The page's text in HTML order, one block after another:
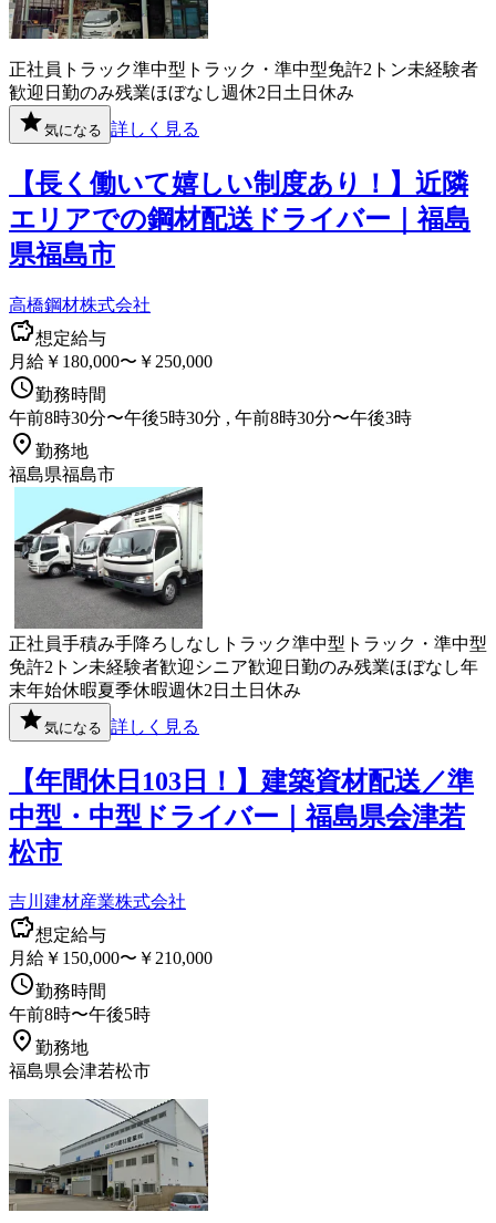
正社員 トラック準中型トラック・準中型免許2トン未経験者
歓迎 日勤のみ残業ほぼなし週休2日 土日休み
気になる 詳しく見る
【長く働いて嬉しい制度あり！】近隣
エリアでの鋼材配送ドライバー｜福島
県福島市
高橋鋼材株式会社
想定給与
月給￥180,000〜￥250,000
勤務時間
午前8時30分〜午後5時30分 , 午前8時30分〜午後3時
勤務地
福島県福島市
正社員手積み手降ろしなし トラック準中型トラック・準中型
免許2トン未経験者歓迎 シニア歓迎 日勤のみ残業ほぼなし年
末年始休暇夏季休暇週休2日 土日休み
気になる 詳しく見る
【年間休日103日！】建築資材配送／準
中型・中型ドライバー｜福島県会津若
松市
吉川建材産業株式会社
想定給与
月給￥150,000〜￥210,000
勤務時間
午前8時〜午後5時
勤務地
福島県会津若松市